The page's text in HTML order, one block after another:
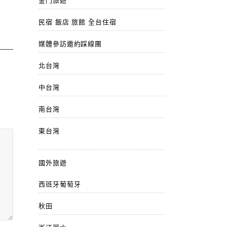
民宿 飯店 旅館 全台住宿
媒體參訪邀約踩線團
北台灣
中台灣
南台灣
東台灣
國外旅遊
西班牙葡萄牙
秋田